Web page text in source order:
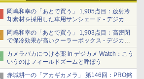
岡嶋和幸の「あとで買う」 1,905点目：放射冷
却素材を採用した車用サンシェード - デジカメ
Watch
岡嶋和幸の「あとで買う」 1,903点目：高密閉
で保冷効果が高いクーラーボックス - デジカメ
Watch
カメラバカにつける薬 in デジカメ Watch：こう
いうのはフィールドズームと呼ぼう
赤城耕一の「アカギカメラ」 第146回：PRO銘